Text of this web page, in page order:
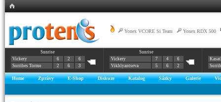
Yonex VCORE Si Team Yonex RDX 500
Sunrise
Vickery
6 2
6
Sorribes Tormo
2 6 3
Sunrise
Vickery
7 4
6
Vikhlyantseva
5 6 2
Home Zprávy E-Shop Diskuze Katalog Sázky Galerie